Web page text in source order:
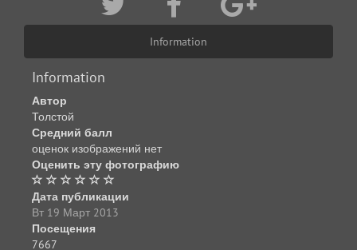
Information
Information
Автор
Толстой
Средний балл
оценок изображений нет
Оценить эту фотографию
Дата публикации
Вт 19 Март 2013
Посещения
7667